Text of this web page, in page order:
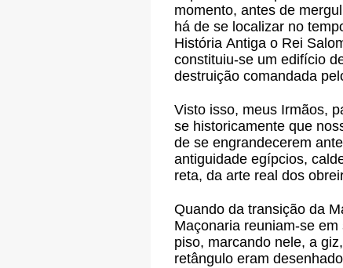
momento, antes de
há de se localizar no
História Antiga o Rei
constituiu-se um edifício
destruição comandada
Visto isso, meus Irmãos,
se historicamente que
de se engrandecerem
antiguidade egípcios,
reta, da arte real dos
Quando da transição da
Maçonaria reuniam-se
piso, marcando nele, a
retângulo eram